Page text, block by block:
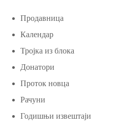
Продавница
Календар
Тројка из блока
Донатори
Проток новца
Рачуни
Годишњи извештаји